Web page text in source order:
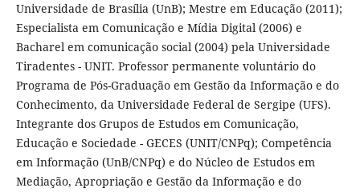
Universidade de Brasília (UnB); Mestre em Educação (2011);
Especialista em Comunicação e Mídia Digital (2006) e
Bacharel em comunicação social (2004) pela Universidade
Tiradentes - UNIT. Professor permanente voluntário do
Programa de Pós-Graduação em Gestão da Informação e do
Conhecimento, da Universidade Federal de Sergipe (UFS).
Integrante dos Grupos de Estudos em Comunicação,
Educação e Sociedade - GECES (UNIT/CNPq); Competência
em Informação (UnB/CNPq) e do Núcleo de Estudos em
Mediação, Apropriação e Gestão da Informação e do